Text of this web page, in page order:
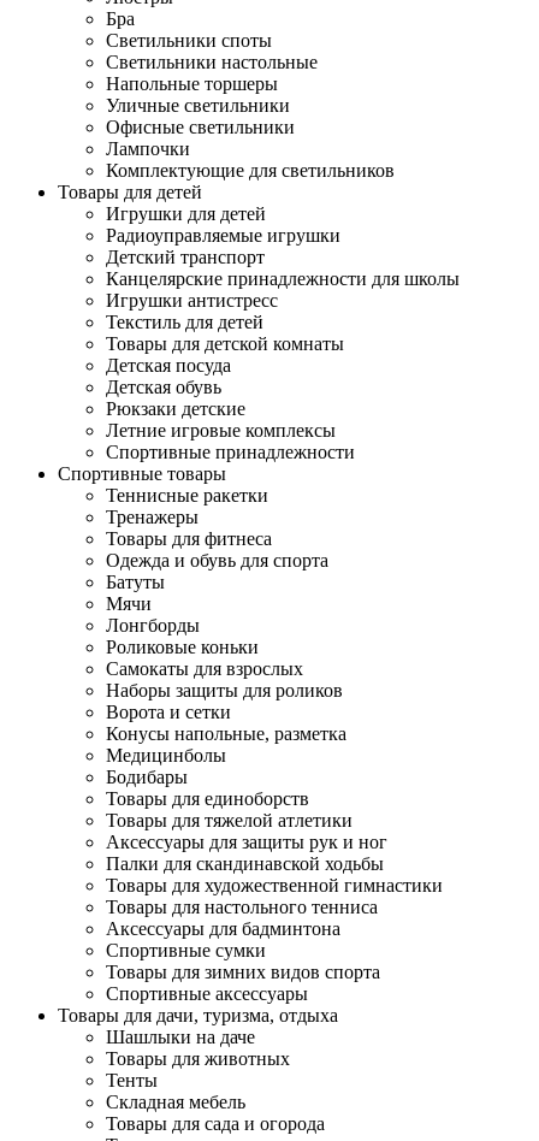
Бра
Светильники споты
Светильники настольные
Напольные торшеры
Уличные светильники
Офисные светильники
Лампочки
Комплектующие для светильников
Товары для детей
Игрушки для детей
Радиоуправляемые игрушки
Детский транспорт
Канцелярские принадлежности для школы
Игрушки антистресс
Текстиль для детей
Товары для детской комнаты
Детская посуда
Детская обувь
Рюкзаки детские
Летние игровые комплексы
Спортивные принадлежности
Спортивные товары
Теннисные ракетки
Тренажеры
Товары для фитнеса
Одежда и обувь для спорта
Батуты
Мячи
Лонгборды
Роликовые коньки
Самокаты для взрослых
Наборы защиты для роликов
Ворота и сетки
Конусы напольные, разметка
Медицинболы
Бодибары
Товары для единоборств
Товары для тяжелой атлетики
Аксессуары для защиты рук и ног
Палки для скандинавской ходьбы
Товары для художественной гимнастики
Товары для настольного тенниса
Аксессуары для бадминтона
Спортивные сумки
Товары для зимних видов спорта
Спортивные аксессуары
Товары для дачи, туризма, отдыха
Шашлыки на даче
Товары для животных
Тенты
Складная мебель
Товары для сада и огорода